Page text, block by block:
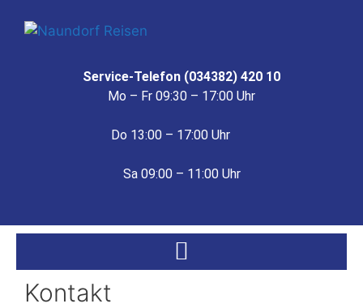
Service-Telefon (034382) 420 10
Mo – Fr 09:30 – 17:00 Uhr
Do 13:00 – 17:00 Uhr
Sa 09:00 – 11:00 Uhr
Kontakt